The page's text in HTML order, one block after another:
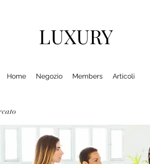
LUXURY
Home Negozio Members Articoli